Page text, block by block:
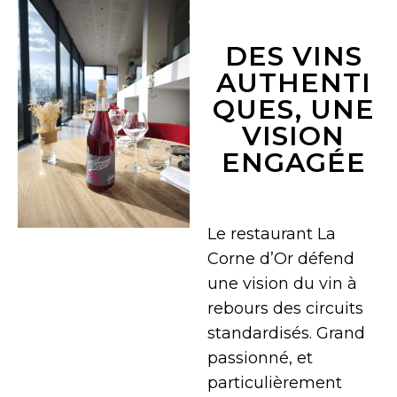
DES VINS
AUTHENTI
QUES, UNE
VISION
ENGAGÉE
Le restaurant La
Corne d’Or défend
une vision du vin à
rebours des circuits
standardisés. Grand
passionné, et
particulièrement